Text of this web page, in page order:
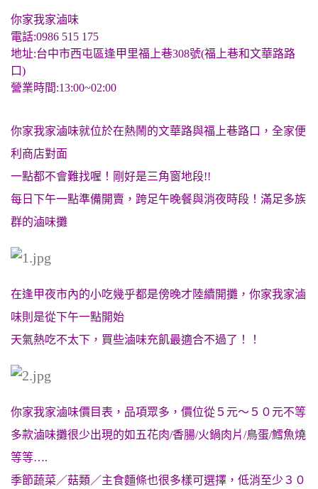
你家我家滷味
電話:0986 515 175
地址:台中市西屯區逢甲里福上巷308號(福上巷和文華路路
口)
營業時間:13:00~02:00
你家我家滷味就位於在熱鬧的文華路與福上巷路口，全家便
利商店對面
一點都不會難找喔！剛好是三角窗地段!!
每日下午一點準備開賣，跨足午晚餐與消夜時段！滿足多族
群的滷味攤
在逢甲夜市內的小吃幾乎都是傍晚才陸續開攤，你家我家滷
味則是從下午一點開始
天氣熱吃不太下，買些滷味充飢最適合不過了！！
你家我家滷味價目表，品項眾多，價位從５元～５０元不等
多款滷味攤很少出現的如五花肉/香腸/火鍋肉片/鳥蛋/鱈魚燒
等等….
季節蔬菜／菇類／主食麵條也很多樣可選擇，低消至少３０